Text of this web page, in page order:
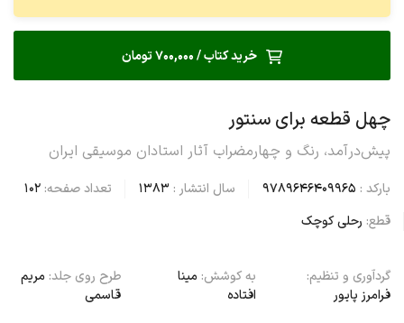
خرید کتاب / 700,000 تومان
چهل قطعه برای سنتور
پیش‌درآمد، رنگ و چهارمضراب آثار استادان موسیقی ایران
بارکد : 9789646409965 سال انتشار : 1383 تعداد صفحه: 102
قطع: رحلی کوچک
گردآوری و تنظیم:
فرامرز پایور
به کوشش: مینا
افتاده
طرح روی جلد: مریم
قاسمی